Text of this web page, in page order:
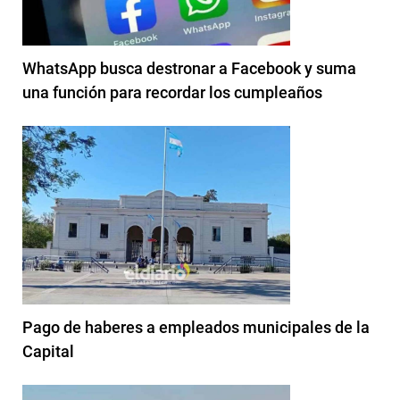
WhatsApp busca destronar a Facebook y suma
una función para recordar los cumpleaños
Pago de haberes a empleados municipales de la
Capital